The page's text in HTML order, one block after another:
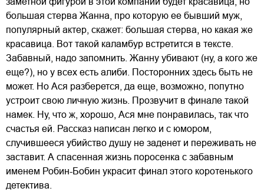
большая стерва Жанна, про которую ее бывший муж,
популярный актер, скажет: большая стерва, но какая же
красавица. Вот такой каламбур встретится в тексте.
Забавный, надо запомнить. Жанну убивают (ну, а кого же
еще?), но у всех есть алиби. Посторонних здесь быть не
может. Но Ася разберется, да еще, возможно, попутно
устроит свою личную жизнь. Прозвучит в финале такой
намек. Ну, что ж, хорошо, Ася мне понравилась, так что
счастья ей. Рассказ написан легко и с юмором,
случившееся убийство душу не заденет и переживать не
заставит. А спасенная жизнь поросенка с забавным
именем Робин-Бобин украсит финал этого коротенького
детектива.